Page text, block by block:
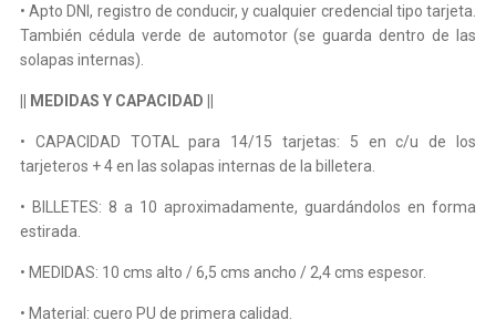
• Apto DNI, registro de conducir, y cualquier credencial tipo tarjeta.
También cédula verde de automotor (se guarda dentro de las
solapas internas).
|| MEDIDAS Y CAPACIDAD ||
• CAPACIDAD TOTAL para 14/15 tarjetas: 5 en c/u de los
tarjeteros + 4 en las solapas internas de la billetera.
• BILLETES: 8 a 10 aproximadamente, guardándolos en forma
estirada.
• MEDIDAS: 10 cms alto / 6,5 cms ancho / 2,4 cms espesor.
• Material: cuero PU de primera calidad.